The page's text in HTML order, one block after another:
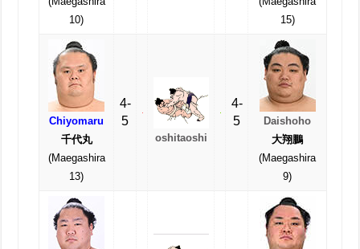
10)
15)
Chiyomaru
千代丸
(Maegashira
13)
4-
5
oshitaoshi
4-
5
Daishoho
大翔鵬
(Maegashira
9)